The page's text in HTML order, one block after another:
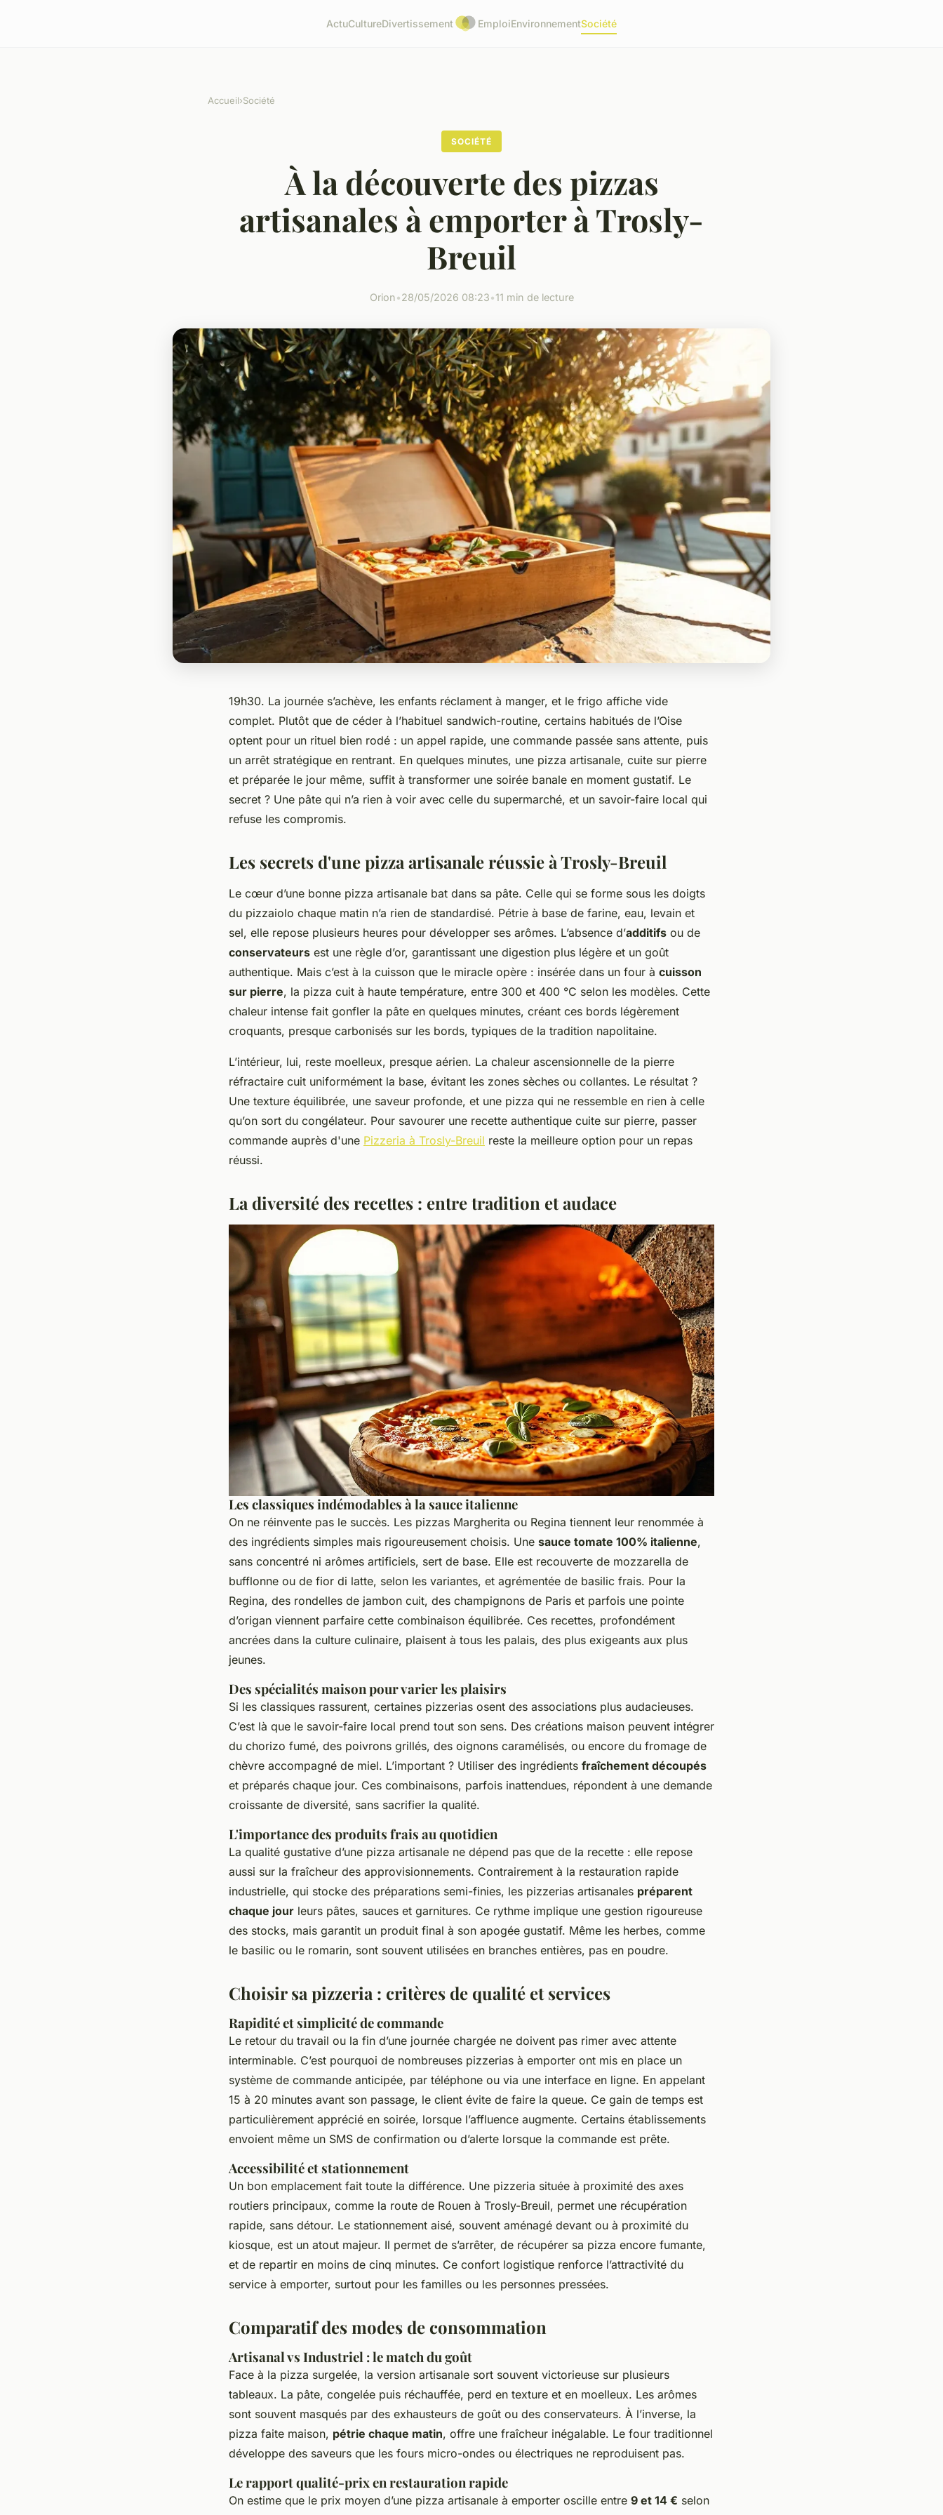
ActuCultureDivertissement EmploiEnvironnementSociété
Accueil›Société
SOCIÉTÉ
À la découverte des pizzas
artisanales à emporter à Trosly-
Breuil
Orion•28/05/2026 08:23•11 min de lecture
19h30. La journée s’achève, les enfants réclament à manger, et le frigo affiche vide
complet. Plutôt que de céder à l’habituel sandwich-routine, certains habitués de l’Oise
optent pour un rituel bien rodé : un appel rapide, une commande passée sans attente, puis
un arrêt stratégique en rentrant. En quelques minutes, une pizza artisanale, cuite sur pierre
et préparée le jour même, suffit à transformer une soirée banale en moment gustatif. Le
secret ? Une pâte qui n’a rien à voir avec celle du supermarché, et un savoir-faire local qui
refuse les compromis.
Les secrets d'une pizza artisanale réussie à Trosly-Breuil
Le cœur d’une bonne pizza artisanale bat dans sa pâte. Celle qui se forme sous les doigts
du pizzaiolo chaque matin n’a rien de standardisé. Pétrie à base de farine, eau, levain et
sel, elle repose plusieurs heures pour développer ses arômes. L’absence d’additifs ou de
conservateurs est une règle d’or, garantissant une digestion plus légère et un goût
authentique. Mais c’est à la cuisson que le miracle opère : insérée dans un four à cuisson
sur pierre, la pizza cuit à haute température, entre 300 et 400 °C selon les modèles. Cette
chaleur intense fait gonfler la pâte en quelques minutes, créant ces bords légèrement
croquants, presque carbonisés sur les bords, typiques de la tradition napolitaine.
L’intérieur, lui, reste moelleux, presque aérien. La chaleur ascensionnelle de la pierre
réfractaire cuit uniformément la base, évitant les zones sèches ou collantes. Le résultat ?
Une texture équilibrée, une saveur profonde, et une pizza qui ne ressemble en rien à celle
qu’on sort du congélateur. Pour savourer une recette authentique cuite sur pierre, passer
commande auprès d'une Pizzeria à Trosly-Breuil reste la meilleure option pour un repas
réussi.
La diversité des recettes : entre tradition et audace
Les classiques indémodables à la sauce italienne
On ne réinvente pas le succès. Les pizzas Margherita ou Regina tiennent leur renommée à
des ingrédients simples mais rigoureusement choisis. Une sauce tomate 100% italienne,
sans concentré ni arômes artificiels, sert de base. Elle est recouverte de mozzarella de
bufflonne ou de fior di latte, selon les variantes, et agrémentée de basilic frais. Pour la
Regina, des rondelles de jambon cuit, des champignons de Paris et parfois une pointe
d’origan viennent parfaire cette combinaison équilibrée. Ces recettes, profondément
ancrées dans la culture culinaire, plaisent à tous les palais, des plus exigeants aux plus
jeunes.
Des spécialités maison pour varier les plaisirs
Si les classiques rassurent, certaines pizzerias osent des associations plus audacieuses.
C’est là que le savoir-faire local prend tout son sens. Des créations maison peuvent intégrer
du chorizo fumé, des poivrons grillés, des oignons caramélisés, ou encore du fromage de
chèvre accompagné de miel. L’important ? Utiliser des ingrédients fraîchement découpés
et préparés chaque jour. Ces combinaisons, parfois inattendues, répondent à une demande
croissante de diversité, sans sacrifier la qualité.
L'importance des produits frais au quotidien
La qualité gustative d’une pizza artisanale ne dépend pas que de la recette : elle repose
aussi sur la fraîcheur des approvisionnements. Contrairement à la restauration rapide
industrielle, qui stocke des préparations semi-finies, les pizzerias artisanales préparent
chaque jour leurs pâtes, sauces et garnitures. Ce rythme implique une gestion rigoureuse
des stocks, mais garantit un produit final à son apogée gustatif. Même les herbes, comme
le basilic ou le romarin, sont souvent utilisées en branches entières, pas en poudre.
Choisir sa pizzeria : critères de qualité et services
Rapidité et simplicité de commande
Le retour du travail ou la fin d’une journée chargée ne doivent pas rimer avec attente
interminable. C’est pourquoi de nombreuses pizzerias à emporter ont mis en place un
système de commande anticipée, par téléphone ou via une interface en ligne. En appelant
15 à 20 minutes avant son passage, le client évite de faire la queue. Ce gain de temps est
particulièrement apprécié en soirée, lorsque l’affluence augmente. Certains établissements
envoient même un SMS de confirmation ou d’alerte lorsque la commande est prête.
Accessibilité et stationnement
Un bon emplacement fait toute la différence. Une pizzeria située à proximité des axes
routiers principaux, comme la route de Rouen à Trosly-Breuil, permet une récupération
rapide, sans détour. Le stationnement aisé, souvent aménagé devant ou à proximité du
kiosque, est un atout majeur. Il permet de s’arrêter, de récupérer sa pizza encore fumante,
et de repartir en moins de cinq minutes. Ce confort logistique renforce l’attractivité du
service à emporter, surtout pour les familles ou les personnes pressées.
Comparatif des modes de consommation
Artisanal vs Industriel : le match du goût
Face à la pizza surgelée, la version artisanale sort souvent victorieuse sur plusieurs
tableaux. La pâte, congelée puis réchauffée, perd en texture et en moelleux. Les arômes
sont souvent masqués par des exhausteurs de goût ou des conservateurs. À l’inverse, la
pizza faite maison, pétrie chaque matin, offre une fraîcheur inégalable. Le four traditionnel
développe des saveurs que les fours micro-ondes ou électriques ne reproduisent pas.
Le rapport qualité-prix en restauration rapide
On estime que le prix moyen d’une pizza artisanale à emporter oscille entre 9 et 14 € selon